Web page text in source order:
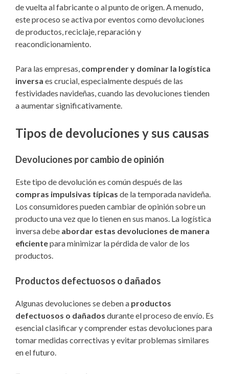
de vuelta al fabricante o al punto de origen. A menudo,
este proceso se activa por eventos como devoluciones
de productos, reciclaje, reparación y
reacondicionamiento.
Para las empresas, comprender y dominar la logística
inversa es crucial, especialmente después de las
festividades navideñas, cuando las devoluciones tienden
a aumentar significativamente.
Tipos de devoluciones y sus causas
Devoluciones por cambio de opinión
Este tipo de devolución es común después de las
compras impulsivas típicas de la temporada navideña.
Los consumidores pueden cambiar de opinión sobre un
producto una vez que lo tienen en sus manos. La logística
inversa debe abordar estas devoluciones de manera
eficientepara minimizar la pérdida de valor de los
productos.
Productos defectuosos o dañados
Algunas devoluciones se deben a productos
defectuosos o dañados durante el proceso de envío. Es
esencial clasificar y comprender estas devoluciones para
tomar medidas correctivas y evitar problemas similares
en el futuro.